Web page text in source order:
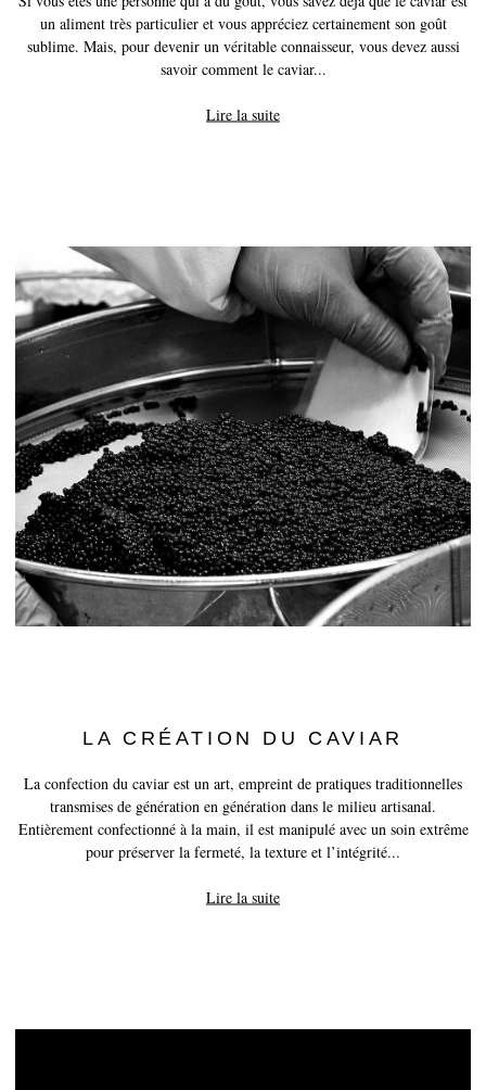
un aliment très particulier et vous appréciez certainement son goût
sublime. Mais, pour devenir un véritable connaisseur, vous devez aussi
savoir comment le caviar...
Lire la suite
LA CRÉATION DU CAVIAR
La confection du caviar est un art, empreint de pratiques traditionnelles
transmises de génération en génération dans le milieu artisanal.
Entièrement confectionné à la main, il est manipulé avec un soin extrême
pour préserver la fermeté, la texture et l’intégrité...
Lire la suite